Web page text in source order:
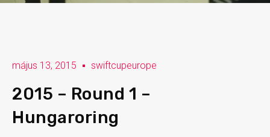
május 13, 2015 swiftcupeurope
2015 – Round 1 –
Hungaroring